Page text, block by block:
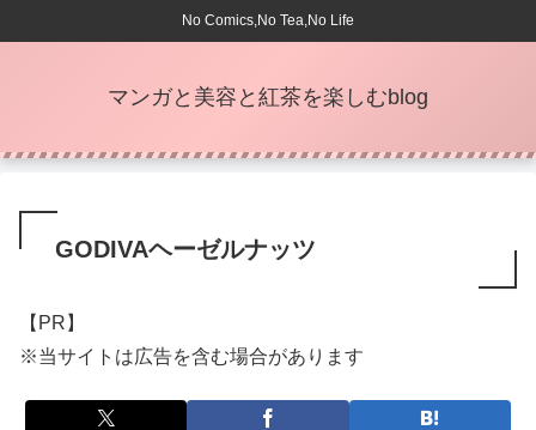
No Comics,No Tea,No Life
マンガと美容と紅茶を楽しむblog
GODIVAヘーゼルナッツ
【PR】
※当サイトは広告を含む場合があります